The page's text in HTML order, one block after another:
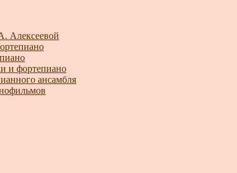
Алексеевой
и фортепиано
ансамбля